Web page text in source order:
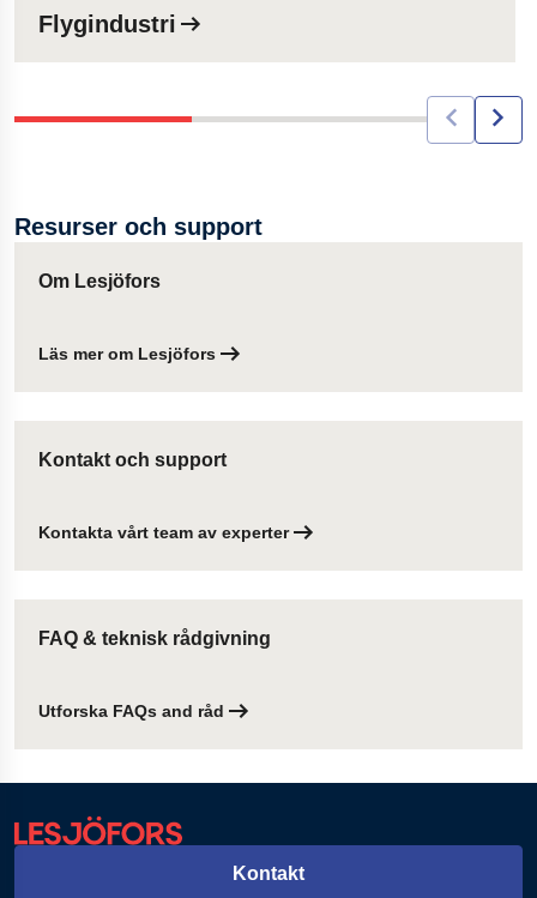
Flygindustri
Resurser och support
Om Lesjöfors
Läs mer om Lesjöfors
Kontakt och support
Kontakta vårt team av experter
FAQ & teknisk rådgivning
Utforska FAQs and råd
Kontakt